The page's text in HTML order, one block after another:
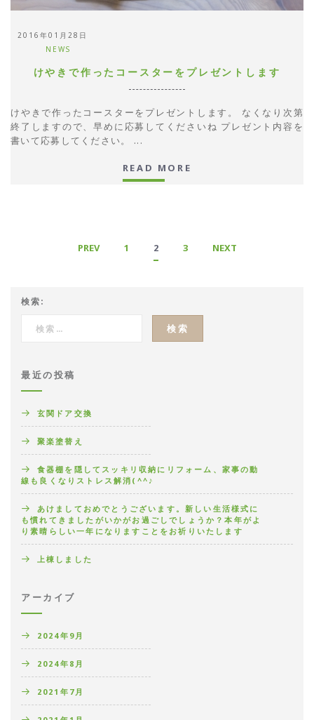
2016年01月28日
NEWS
けやきで作ったコースターをプレゼントします
けやきで作ったコースターをプレゼントします。 なくなり次第
終了しますので、早めに応募してくださいね プレゼント内容を
書いて応募してください。 ...
READ MORE
PREV 1 2 3 NEXT
検索:
最近の投稿
玄関ドア交換
聚楽塗替え
食器棚を隠してスッキリ収納にリフォーム、家事の動
線も良くなりストレス解消(^^♪
あけましておめでとうございます。新しい生活様式に
も慣れてきましたがいかがお過ごしでしょうか？本年がよ
り素晴らしい一年になりますことをお祈りいたします
上棟しました
アーカイブ
2024年9月
2024年8月
2021年7月